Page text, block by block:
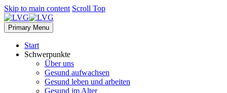
Skip to main content Scroll Top
Primary Menu
Start
Schwerpunkte
Über uns
Gesund aufwachsen
Gesund leben und arbeiten
Gesund im Alter